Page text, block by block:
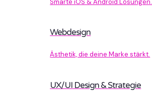
Webdesign
Ästhetik, die deine Marke stärkt.
UX/UI Design & Strategie